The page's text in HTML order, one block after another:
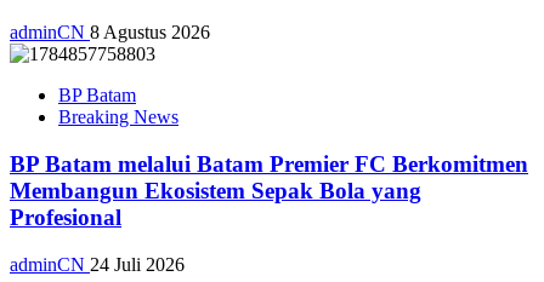
adminCN 8 Agustus 2026
BP Batam
Breaking News
BP Batam melalui Batam Premier FC Berkomitmen
Membangun Ekosistem Sepak Bola yang
Profesional
adminCN 24 Juli 2026